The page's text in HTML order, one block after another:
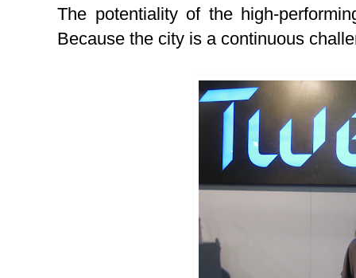
The potentiality of the high-
Because the city is a continuous